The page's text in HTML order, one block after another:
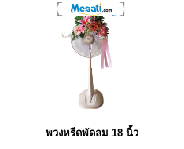
พวงหรีดพัดลม 18 นิ้ว